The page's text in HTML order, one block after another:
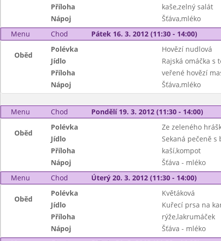
Příloha
kaše,zelný salát
Nápoj
Šťáva,mléko
Menu
Chod Pátek 16. 3. 2012 (11:30 - 14:00)
Oběd
Polévka
Hovězí nudlová
Jídlo
Rajská omáčka s
Příloha
veřené hovězí
Nápoj
Šťáva,mléko
Menu Chod Pondělí 19. 3. 2012 (11:30 - 14:00)
Oběd
Polévka
Ze zeleného
Jídlo
Sekaná pečeně s
Příloha
kaší,kompot
Nápoj
Šťáva - mléko
Menu
Chod Úterý 20. 3. 2012 (11:30 - 14:00)
Oběd
Polévka
Květáková
Jídlo
Kuřecí prsa na
Příloha
rýže,lakrumáček
Nápoj
Šťáva - mléko